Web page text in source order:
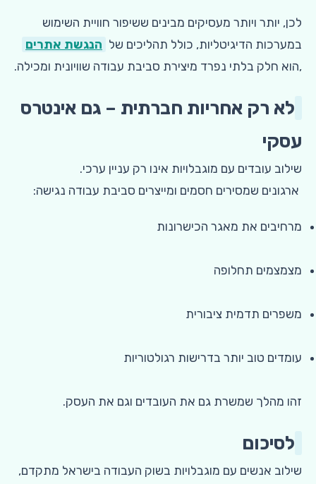
לכן, יותר ויותר מעסיקים מבינים ששיפור חוויית השימוש
במערכות הדיגיטליות, כולל תהליכים של הנגשת אתרים
,הוא חלק בלתי נפרד מיצירת סביבת עבודה שוויונית ומכילה.
לא רק אחריות חברתית – גם אינטרס
עסקי
שילוב עובדים עם מוגבלויות אינו רק עניין ערכי.
ארגונים שמסירים חסמים ומייצרים סביבת עבודה נגישה:
מרחיבים את מאגר הכישרונות
מצמצמים תחלופה
משפרים תדמית ציבורית
עומדים טוב יותר בדרישות רגולטוריות
זהו מהלך שמשרת גם את העובדים וגם את העסק.
לסיכום
שילוב אנשים עם מוגבלויות בשוק העבודה בישראל מתקדם,